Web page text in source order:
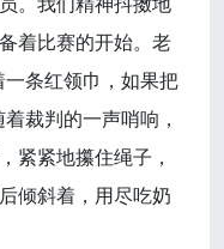
着比赛的开始。老
条红领巾，如果把
裁判的一声哨响，
紧紧地攥住绳子，
倾斜着，用尽吃奶